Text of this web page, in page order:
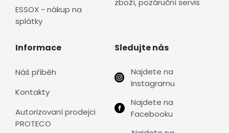
ESSOX - nákup na
splátky
zboží, pozáruční servis
Informace
Náš příběh
Kontakty
Autorizovaní prodejci
PROTECO
Sledujte nás
Najdete na
Instagramu
Najdete na
Facebooku